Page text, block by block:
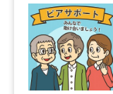
テレメール
お支払いサイト
特定商取引表記